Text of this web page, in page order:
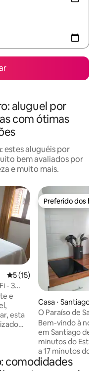
aluguel por
com ótimas
estes aluguéis por
bem avaliados por
e muito mais.
5 de uma avaliação média
5 (15)
- 3
e
esta
Preferido dos
Preferido dos
Casa ⋅ Santiago
O Paraíso de
Bem-vindo à
em Santiago del
minutos do
a 17 minutos do
minutos do
comodidades